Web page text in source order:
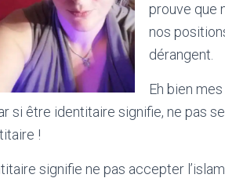
prouve que
nos
dérangent.
Eh bien
si être identitaire signifie, ne pas
!
signifie ne pas accepter